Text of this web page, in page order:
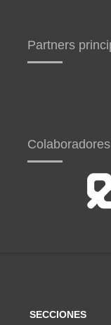
Partners
Colaboradores
SECCIONES